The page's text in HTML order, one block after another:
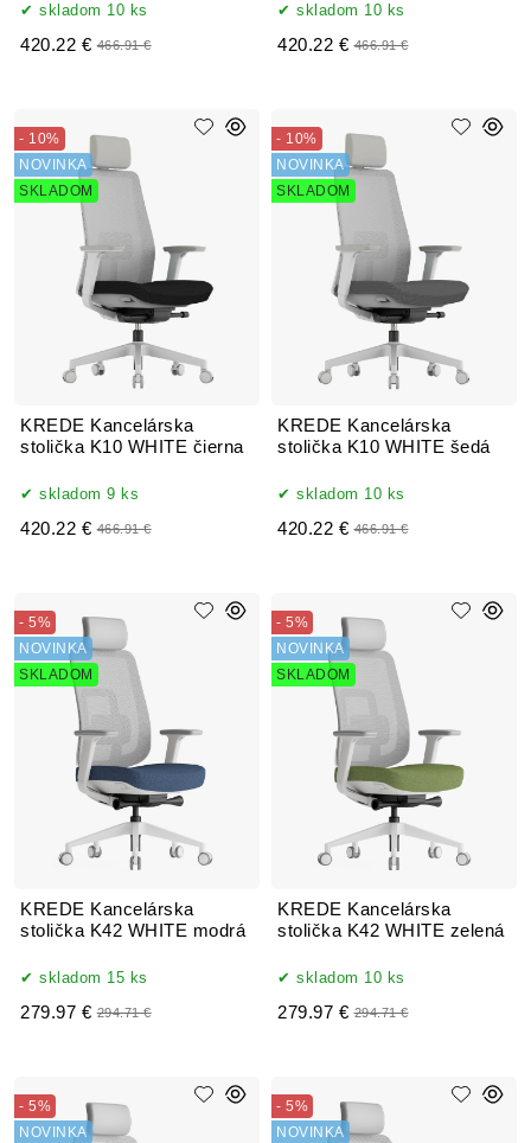
skladom 10 ks
420.22 € 466.91 €
skladom 10 ks
420.22 € 466.91 €
KREDE Kancelárska
stolička K10 WHITE čierna
- 10%
NOVINKA
SKLADOM
skladom 9 ks
420.22 € 466.91 €
KREDE Kancelárska
stolička K10 WHITE šedá
- 10%
NOVINKA
SKLADOM
skladom 10 ks
420.22 € 466.91 €
KREDE Kancelárska
stolička K42 WHITE modrá
- 5%
NOVINKA
SKLADOM
skladom 15 ks
279.97 € 294.71 €
KREDE Kancelárska
stolička K42 WHITE zelená
- 5%
NOVINKA
SKLADOM
skladom 10 ks
279.97 € 294.71 €
- 5%
NOVINKA
- 5%
NOVINKA